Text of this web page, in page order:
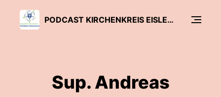
PODCAST KIRCHENKREIS EISLEBEN-SÖMMERDA
Sup. Andreas